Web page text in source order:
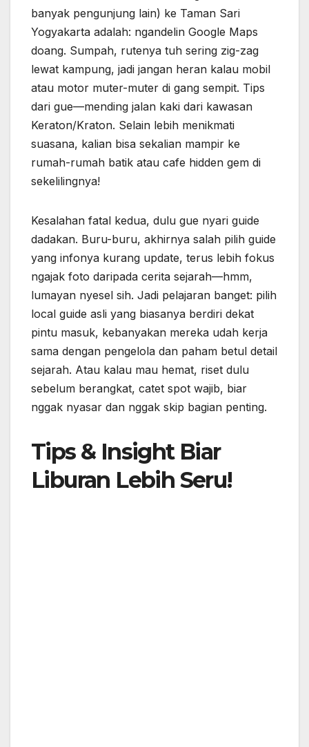
banyak pengunjung lain) ke Taman Sari
Yogyakarta adalah: ngandelin Google Maps
doang. Sumpah, rutenya tuh sering zig-zag
lewat kampung, jadi jangan heran kalau mobil
atau motor muter-muter di gang sempit. Tips
dari gue—mending jalan kaki dari kawasan
Keraton/Kraton. Selain lebih menikmati
suasana, kalian bisa sekalian mampir ke
rumah-rumah batik atau cafe hidden gem di
sekelilingnya!
Kesalahan fatal kedua, dulu gue nyari guide
dadakan. Buru-buru, akhirnya salah pilih guide
yang infonya kurang update, terus lebih fokus
ngajak foto daripada cerita sejarah—hmm,
lumayan nyesel sih. Jadi pelajaran banget: pilih
local guide asli yang biasanya berdiri dekat
pintu masuk, kebanyakan mereka udah kerja
sama dengan pengelola dan paham betul detail
sejarah. Atau kalau mau hemat, riset dulu
sebelum berangkat, catet spot wajib, biar
nggak nyasar dan nggak skip bagian penting.
Tips & Insight Biar
Liburan Lebih Seru!